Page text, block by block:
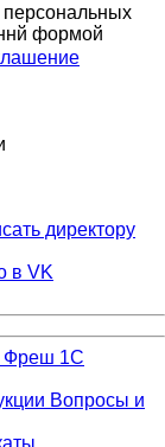
персональных
формой
Фреш 1С
Вопросы и